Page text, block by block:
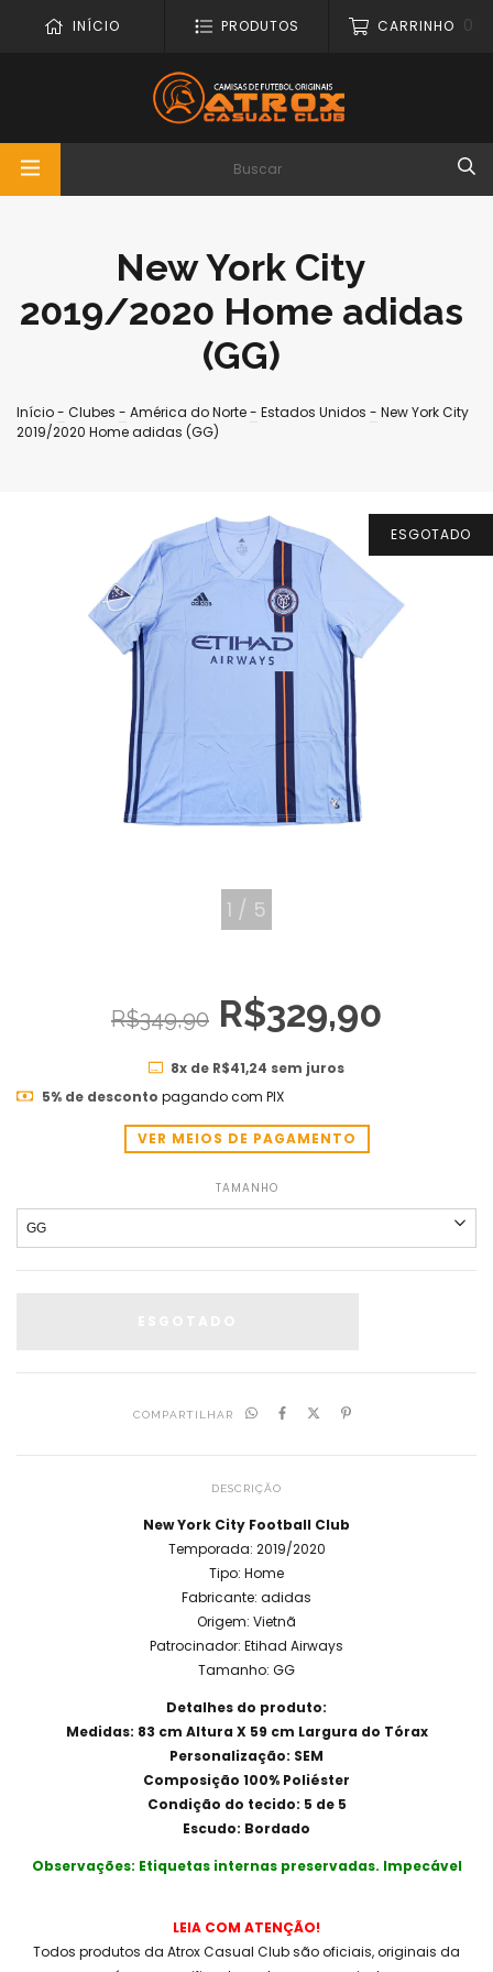
INÍCIO PRODUTOS CARRINHO 0
New York City
2019/2020 Home adidas
(GG)
Início- Clubes - América do Norte- Estados Unidos - New York City
2019/2020 Home adidas (GG)
ESGOTADO
1 / 5
R$349,90 R$329,90
8x de R$41,24 sem juros
5% de desconto pagando com PIX
VER MEIOS DE PAGAMENTO
TAMANHO
COMPARTILHAR
DESCRIÇÃO
New York City Football Club
Temporada: 2019/2020
Tipo: Home
Fabricante: adidas
Origem: Vietnã
Patrocinador: Etihad Airways
Tamanho: GG
Detalhes do produto:
Medidas: 83 cm Altura X 59 cm Largura do Tórax
Personalização: SEM
Composição 100% Poliéster
Condição do tecido: 5 de 5
Escudo: Bordado
Observações: Etiquetas internas preservadas. Impecável
LEIA COM ATENÇÃO!
Todos produtos da Atrox Casual Club são oficiais, originais da